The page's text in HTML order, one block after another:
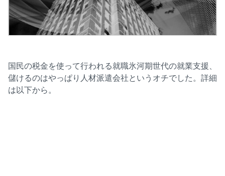
国民の税金を使って行われる就職氷河期世代の就業支援、
儲けるのはやっぱり人材派遣会社というオチでした。詳細
は以下から。